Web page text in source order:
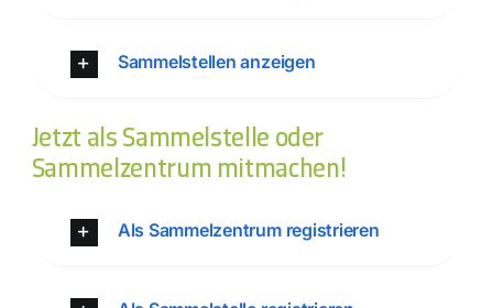
Sammelstellen anzeigen
Jetzt als Sammelstelle oder
Sammelzentrum mitmachen!
Als Sammelzentrum registrieren